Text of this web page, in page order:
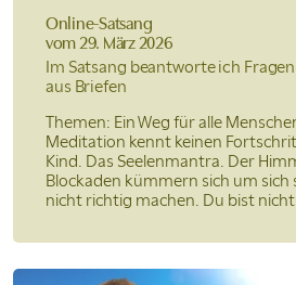
Online-Satsang
vom 29. März 2026
Im Satsang beantworte ich
aus Briefen
Themen: Ein Weg für alle
Meditation kennt keinen
Kind. Das Seelenmantra. Der
Blockaden kümmern sich um sich
nicht richtig machen. Du bist